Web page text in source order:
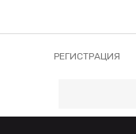
РЕГИСТРАЦИЯ